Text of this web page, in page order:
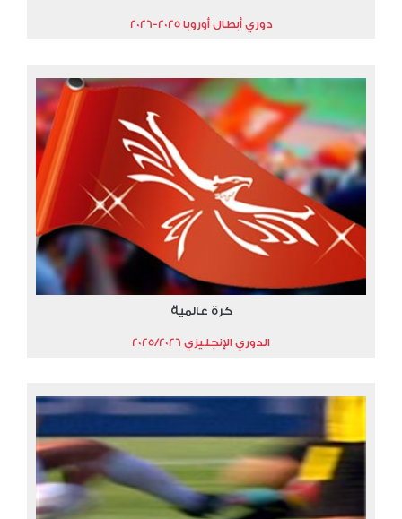
دوري أبطال أوروبا 2025-2026
كرة عالمية
الدوري الإنجليزي 2025/2026